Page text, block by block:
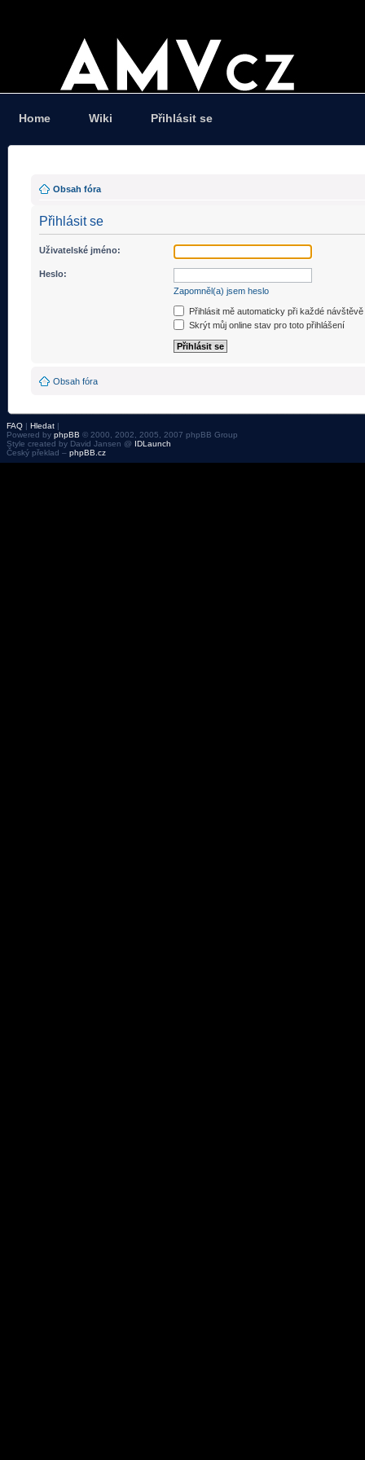
Home Wiki Přihlásit se
Obsah fóra
Přihlásit se
Uživatelské jméno:
Heslo:
Zapomněl(a) jsem heslo
Přihlásit mě automaticky při každé návštěvě
Skrýt můj online stav pro toto přihlášení
Obsah fóra
FAQ | Hledat |
Powered by phpBB © 2000, 2002, 2005, 2007 phpBB Group
Style created by David Jansen @ IDLaunch
Český překlad – phpBB.cz